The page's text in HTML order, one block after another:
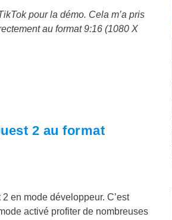
pour la démo. Cela m’a pris
au format 9:16 (1080 X
2 au format
en mode développeur. C’est
activé profiter de nombreuses